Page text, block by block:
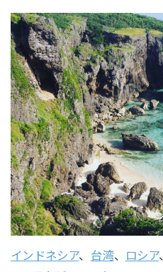
インドネシア、 台湾、 ロシア